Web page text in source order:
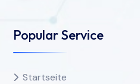
Popular Service
Startseite